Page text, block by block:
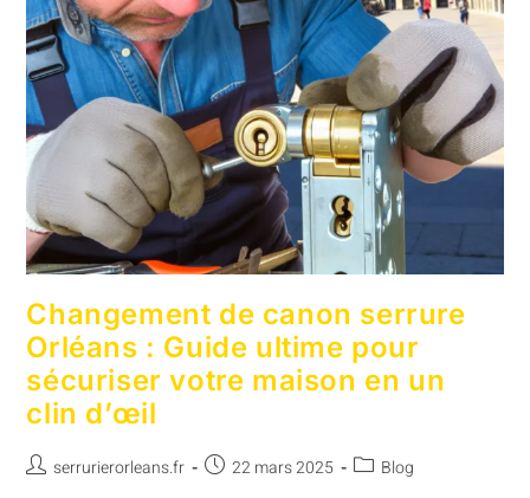
Changement de canon serrure
Orléans : Guide ultime pour
sécuriser votre maison en un
clin d’œil
serrurierorleans.fr 22 mars 2025 Blog